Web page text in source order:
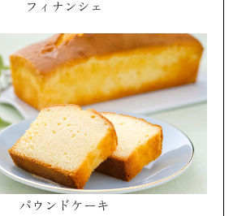
フィナンシェ
パウンドケーキ